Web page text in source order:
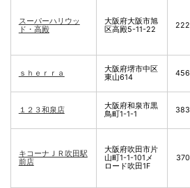
スーパーハリウッ
ド・高殿
大阪府大阪市旭
区高殿5-11-22
222
ｓｈｅｒｒａ
大阪府堺市中区
東山614
456
１２３和泉店
大阪府和泉市黒
鳥町1-1-1
383
キコーナＪＲ吹田駅
前店
大阪府吹田市片
山町1-1-101メ
ロード吹田1F
370